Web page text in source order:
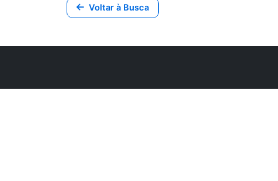
Voltar à Busca